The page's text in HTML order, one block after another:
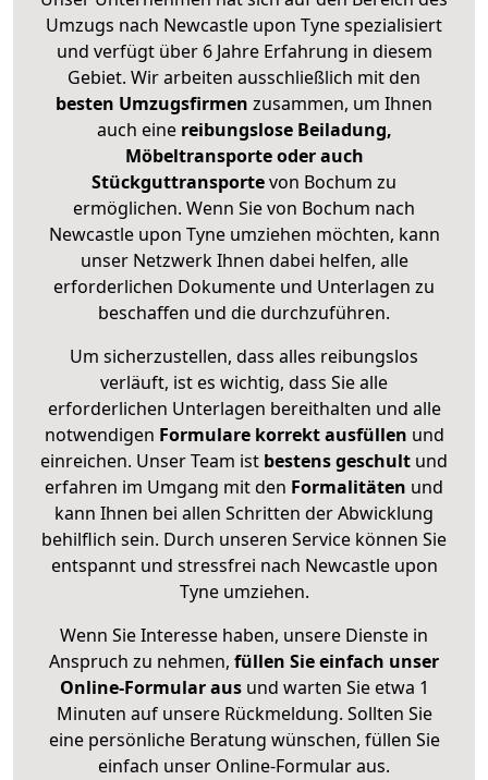
Umzugs nach Newcastle upon Tyne spezialisiert
und verfügt über 6 Jahre Erfahrung in diesem
Gebiet. Wir arbeiten ausschließlich mit den
besten Umzugsfirmen zusammen, um Ihnen
auch eine reibungslose Beiladung,
Möbeltransporte oder auch
Stückguttransportevon Bochum zu
ermöglichen. Wenn Sie von Bochum nach
Newcastle upon Tyne umziehen möchten, kann
unser Netzwerk Ihnen dabei helfen, alle
erforderlichen Dokumente und Unterlagen zu
beschaffen und die durchzuführen.
Um sicherzustellen, dass alles reibungslos
verläuft, ist es wichtig, dass Sie alle
erforderlichen Unterlagen bereithalten und alle
notwendigen Formulare korrekt ausfüllen und
einreichen. Unser Team ist bestens geschult und
erfahren im Umgang mit den Formalitäten und
kann Ihnen bei allen Schritten der Abwicklung
behilflich sein. Durch unseren Service können Sie
entspannt und stressfrei nach Newcastle upon
Tyne umziehen.
Wenn Sie Interesse haben, unsere Dienste in
Anspruch zu nehmen, füllen Sie einfach unser
Online-Formular ausund warten Sie etwa 1
Minuten auf unsere Rückmeldung. Sollten Sie
eine persönliche Beratung wünschen, füllen Sie
einfach unser Online-Formular aus.